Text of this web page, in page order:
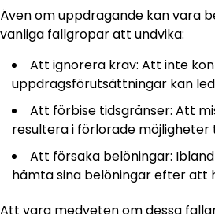
Även om uppdragande kan vara
vanliga fallgropar att undvika:
Att ignorera krav: Att inte
uppdragsförutsättningar kan
Att förbise tidsgränser: Att
resultera i förlorade möjligheter
Att försaka belöningar:
hämta sina belöningar efter att